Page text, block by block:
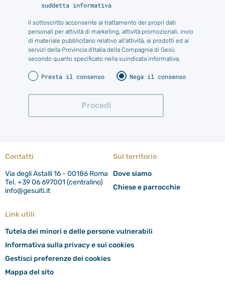
suddetta informativa
Il sottoscritto acconsente al trattamento dei propri dati
personali per attività di marketing, attività promozionali, invio
di materiale pubblicitario relativo all’attività, ai prodotti ed ai
servizi della Provincia d'Italia della Compagnia di Gesù
secondo quanto specificato nella suindicata informativa.
Presta il consenso Nega il consenso
Contatti
Via degli Astalli 16 - 00186 Roma
Tel. +39 06 697001 (centralino)
info@gesuiti.it
Sul territorio
Dove siamo
Chiese e parrocchie
Link utili
Tutela dei minori e delle persone vulnerabili
Informativa sulla privacy e sui cookies
Gestisci preferenze dei cookies
Mappa del sito